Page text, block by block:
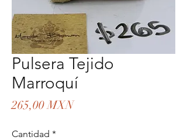
Pulsera Tejido
Marroquí
265,00 MXNPrecio
Cantidad *